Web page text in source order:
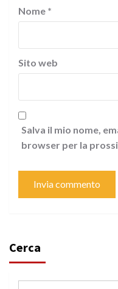
Nome *
Sito web
Salva il mio nome,
browser per la
Cerca